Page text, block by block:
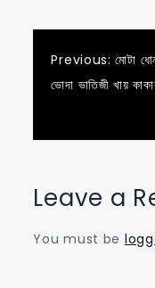
Post
Previous: মোটা
ভোদা ভাতিজী খায়
Leave a
You must be